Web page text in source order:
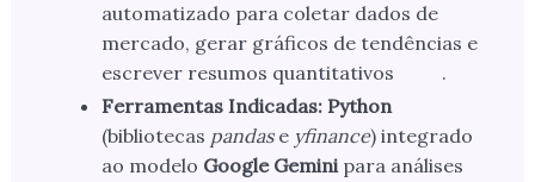
automatizado para coletar dados de
mercado, gerar gráficos de tendências e
escrever resumos quantitativos
.
Ferramentas Indicadas: Python
(bibliotecas pandase yfinance) integrado
ao modelo Google Geminipara análises